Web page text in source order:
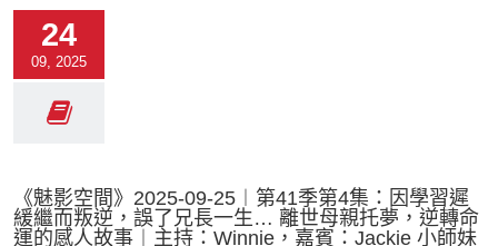
24
09, 2025
《魅影空間》2025-09-25︱第41季第4集：因學習遲
緩繼而叛逆，誤了兄長一生… 離世母親托夢，逆轉命
運的感人故事︱主持：Winnie，嘉賓：Jackie 小師妹